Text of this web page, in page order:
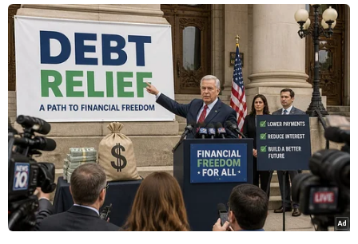
Xuân Trường không những phòng ngự không
hiệu quả mà còn không phát huy được sở
trường chuyền dài và trung bình - vốn là điểm
mạnh nhất của cầu thủ này.
Sự mờ nhạt của Lương Xuân Trường góp phần
làm cho tuyến giữa của đội tuyển Olympic Việt
Nam nhìn chung là chơi kém hiệu quả ở ASIAD
năm nay.
[Huấn luyện viên Park Hang-seo nói gì sau